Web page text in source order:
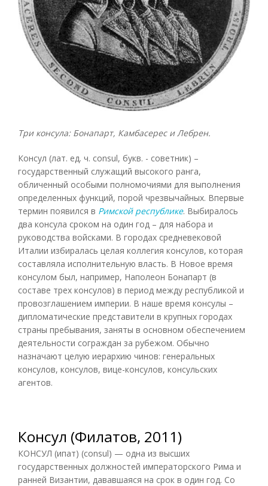
Три консула: Бонапарт, Камбасерес и Лебрен.
Консул (лат. ед. ч. consul, букв. - советник) –
государственный служащий высокого ранга,
обличенный особыми полномочиями для выполнения
определенных функций, порой чрезвычайных. Впервые
термин появился в Римской республике. Выбиралось
два консула сроком на один год – для набора и
руководства войсками. В городах средневековой
Италии избиралась целая коллегия консулов, которая
составляла исполнительную власть. В Новое время
консулом был, например, Наполеон Бонапарт (в
составе трех консулов) в период между республикой и
провозглашением империи. В наше время консулы –
дипломатические представители в крупных городах
страны пребывания, заняты в основном обеспечением
деятельности сограждан за рубежом. Обычно
назначают целую иерархию чинов: генеральных
консулов, консулов, вице-консулов, консульских
агентов.
Консул (Филатов, 2011)
КОНСУЛ (ипат) (consul) — одна из высших
государственных должностей императорского Рима и
ранней Византии, дававшаяся на срок в один год. Со